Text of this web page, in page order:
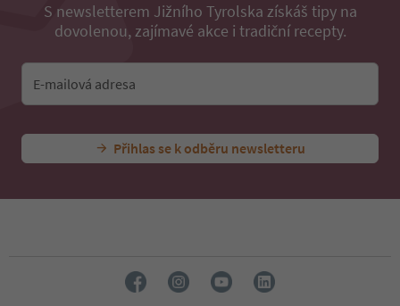
S newsletterem Jižního Tyrolska získáš tipy na
dovolenou, zajímavé akce i tradiční recepty.
E-mailová adresa
Přihlas se k odběru newsletteru